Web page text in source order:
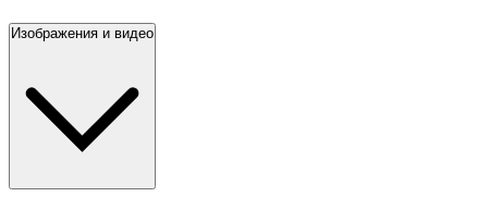
Изображения и видео